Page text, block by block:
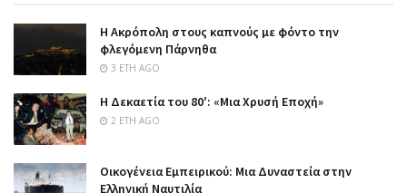
Η Ακρόπολη στους καπνούς με φόντο την
φλεγόμενη Πάρνηθα
3 ΈΤΗ AGO
Η Δεκαετία του 80′: «Μια Χρυσή Εποχή»
2 ΈΤΗ AGO
Οικογένεια Εμπειρικού: Μια Δυναστεία στην
Ελληνική Ναυτιλία